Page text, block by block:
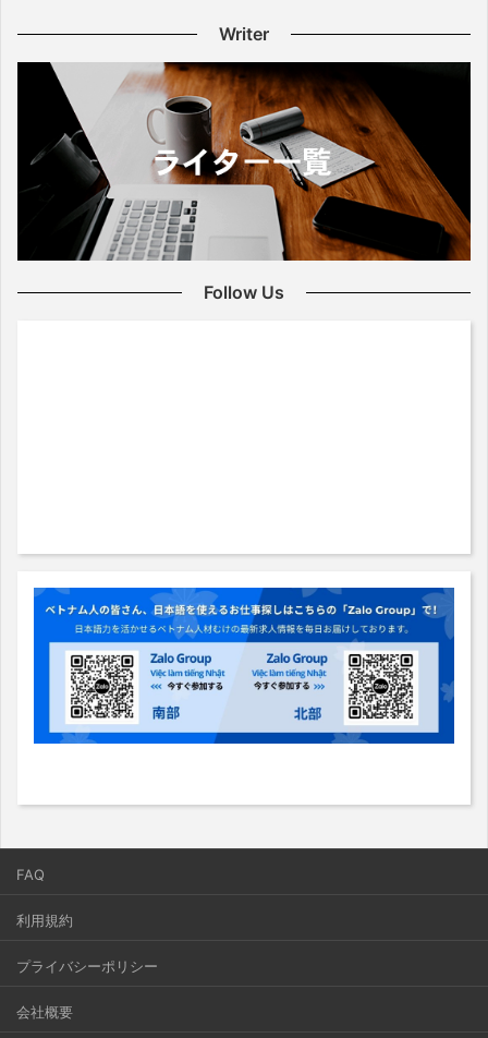
Writer
Follow Us
FAQ
利用規約
プライバシーポリシー
会社概要